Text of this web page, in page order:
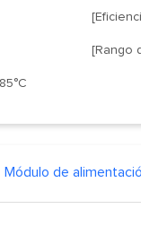
[Rango
Módulo de